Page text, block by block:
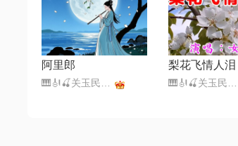
阿里郎 梨花飞情人泪